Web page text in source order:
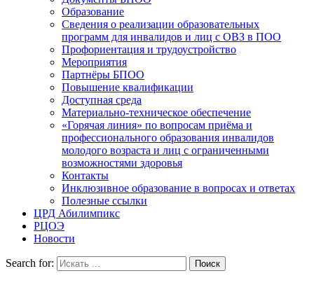
Образование
Сведения о реализации образовательных
программ для инвалидов и лиц с ОВЗ в ПОО
Профориентация и трудоустройство
Мероприятия
Партнёры БПОО
Повышение квалификации
Доступная среда
Материально-техническое обеспечение
«Горячая линия» по вопросам приёма и
профессионального образования инвалидов
молодого возраста и лиц с ограниченными
возможностями здоровья
Контакты
Инклюзивное образование в вопросах и ответах
Полезные ссылки
ЦРД Абилимпикс
РЦОЭ
Новости
Search for: